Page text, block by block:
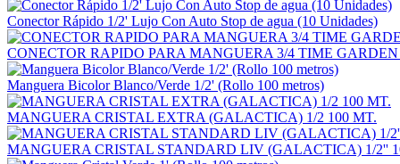
Conector Rápido 1/2' Lujo Con Auto Stop de agua (10 Unidades)
CONECTOR RAPIDO PARA MANGUERA 3/4 TIME
Manguera Bicolor Blanco/Verde 1/2' (Rollo 100 metros)
MANGUERA CRISTAL EXTRA (GALACTICA) 1/2 100 MT.
MANGUERA CRISTAL STANDARD LIV (GALACTICA) 1/2''